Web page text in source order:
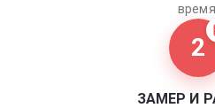
время.
2
ЗАМЕР И